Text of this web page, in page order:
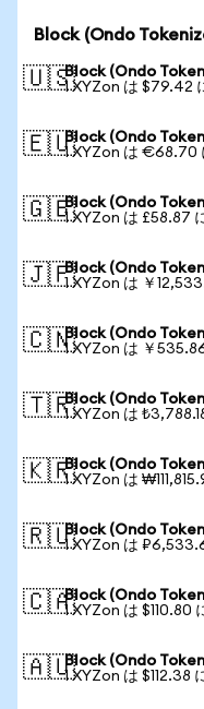
Block (Ondo
🇺🇸Block (Ondo
1 XYZon は $79.42
🇪🇺Block (Ondo
1 XYZon は €68.70
🇬🇧Block (Ondo
1 XYZon は £58.87
🇯🇵Block (Ondo
1 XYZon は ￥
🇨🇳Block (Ondo
1 XYZon は ￥
🇹🇷Block (Ondo
1 XYZon は
🇰🇷Block (Ondo
1 XYZon は
🇷🇺Block (Ondo
1 XYZon は
🇨🇦Block (Ondo
1 XYZon は $110.80
🇦🇺Block (Ondo
1 XYZon は $112.38